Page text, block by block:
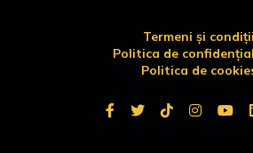
Termeni și condiții
Politica de
Politica de